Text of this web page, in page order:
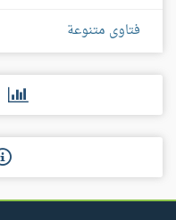
فتاوى متنوعة